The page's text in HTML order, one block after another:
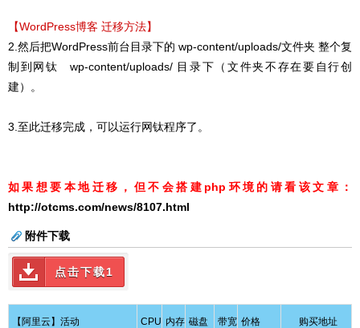
【WordPress博客 迁移方法】
2.然后把WordPress前台目录下的 wp-content/uploads/文件夹 整个复
制到网钛 wp-content/uploads/ 目录下（文件夹不存在要自行创
建）。
3.至此迁移完成，可以运行网钛程序了。
如果想要本地迁移，但不会搭建php环境的请看该文章：
http://otcms.com/news/8107.html
附件下载
点击下载1
【阿里云】活动 CPU 内存 磁盘 带宽 价格 购买地址